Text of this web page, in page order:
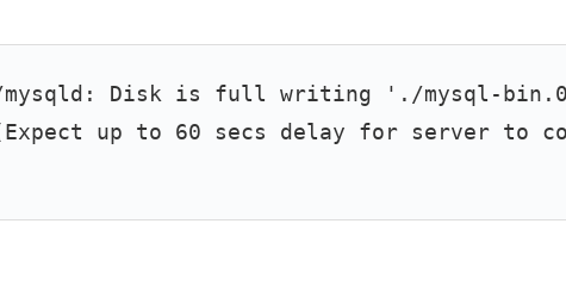
mysqld: Disk is full writing './mysql-
up to 60 secs delay for server to